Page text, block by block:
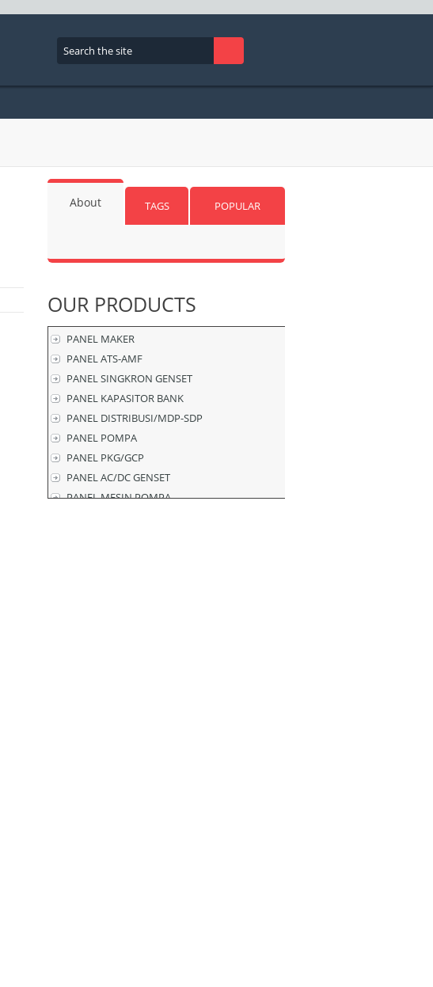
About TAGS POPULAR
OUR PRODUCTS
PANEL MAKER
PANEL ATS-AMF
PANEL SINGKRON GENSET
PANEL KAPASITOR BANK
PANEL DISTRIBUSI/MDP-SDP
PANEL POMPA
PANEL PKG/GCP
PANEL AC/DC GENSET
PANEL MESIN POMPA